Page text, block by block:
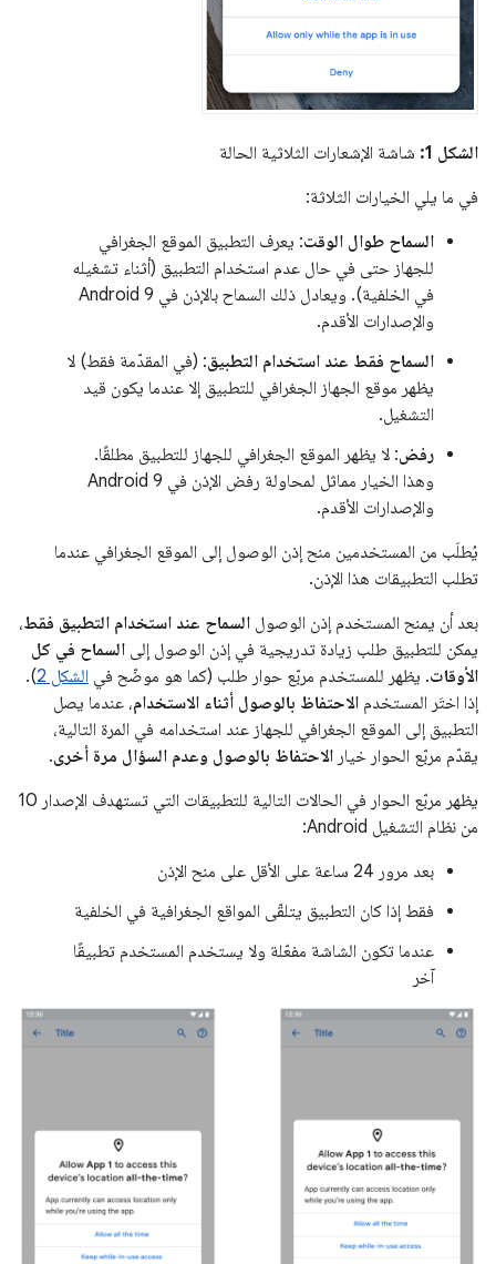
الشكل 1:
شاشة الإشعارات الثلاثية الحالة
في ما يلي الخيارات الثلاثة:
السماح طوال الوقت: يعرف التطبيق الموقع الجغرافي
للجهاز حتى في حال عدم استخدام التطبيق (أثناء تشغيله
في الخلفية). ويعادل ذلك السماح بالإذن في Android 9
والإصدارات الأقدم.
السماح فقط عند استخدام التطبيق: (في المقدّمة فقط) لا
يظهر موقع الجهاز الجغرافي للتطبيق إلا عندما يكون قيد
التشغيل.
رفض: لا يظهر الموقع الجغرافي للجهاز للتطبيق مطلقًا.
وهذا الخيار مماثل لمحاولة رفض الإذن في Android 9
والإصدارات الأقدم.
يُطلَب من المستخدمين منح إذن الوصول إلى الموقع الجغرافي عندما
تطلب التطبيقات هذا الإذن.
بعد أن يمنح المستخدم إذن الوصول السماح عند استخدام التطبيق فقط،
يمكن للتطبيق طلب زيادة تدريجية في إذن الوصول إلى السماح في كل
الأوقات. يظهر للمستخدم مربّع حوار طلب (كما هو موضّح في الشكل 2
).
إذا اختَر المستخدم الاحتفاظ بالوصول أثناء الاستخدام، عندما يصل
التطبيق إلى الموقع الجغرافي للجهاز عند استخدامه في المرة التالية،
يقدّم مربّع الحوار خيار الاحتفاظ بالوصول وعدم السؤال مرة أخرى.
يظهر مربّع الحوار في الحالات التالية للتطبيقات التي تستهدف الإصدار 10
من نظام التشغيل Android:
بعد مرور 24 ساعة على الأقل على منح الإذن
فقط إذا كان التطبيق يتلقّى المواقع الجغرافية في الخلفية
عندما تكون الشاشة مفعّلة ولا يستخدم المستخدم تطبيقًا
آخر